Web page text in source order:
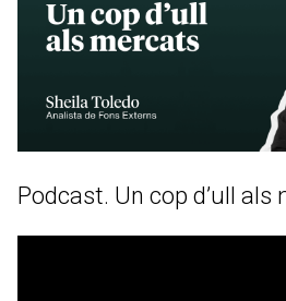
Podcast. Un cop d’ull als